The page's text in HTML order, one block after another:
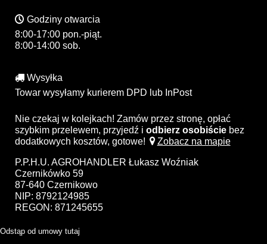
Godziny otwarcia
8:00-17:00 pon.-piąt.
8:00-14:00 sob.
Wysyłka
Towar wysyłamy kurierem DPD lub InPost
Nie czekaj w kolejkach! Zamów przez stronę, opłać
szybkim przelewem, przyjedź i odbierz osobiście bez
dodatkowych kosztów, gotowe!
Zobacz na mapie
P.P.H.U. AGROHANDLER Łukasz Woźniak
Czernikówko 59
87-640 Czernikowo
NIP: 8792124985
REGON: 871245655
Odstąp od umowy tutaj